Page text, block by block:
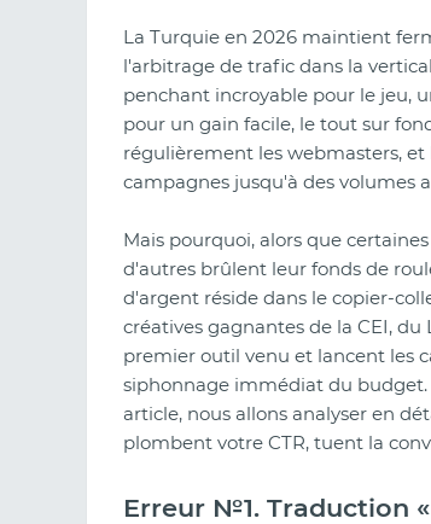
La Turquie en 2026 maintient
l'arbitrage de trafic dans la
penchant incroyable pour le jeu,
pour un gain facile, le tout sur
régulièrement les webmasters,
campagnes jusqu'à des volumes
Mais pourquoi, alors que
d'autres brûlent leur fonds de
d'argent réside dans le copier-
créatives gagnantes de la CEI,
premier outil venu et lancent les
siphonnage immédiat du budget.
article, nous allons analyser en
plombent votre CTR, tuent la
Erreur №1. Traduction